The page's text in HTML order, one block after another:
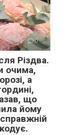
0
Різдва.
очима,
а
що
йому